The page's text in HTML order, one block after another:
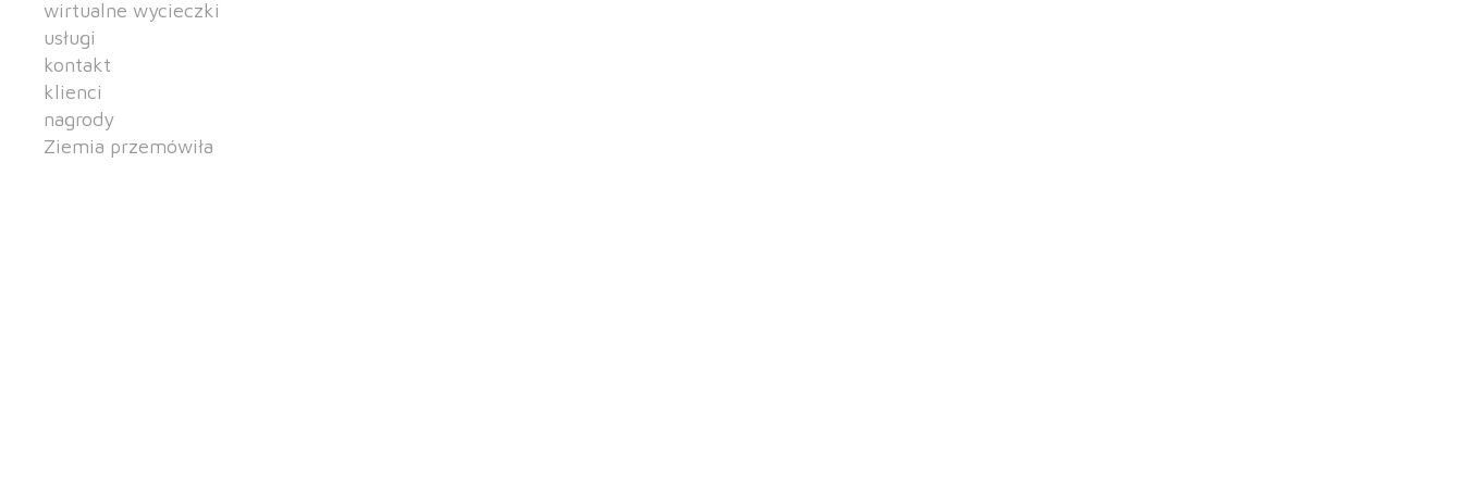
wirtualne wycieczki
usługi
kontakt
klienci
nagrody
Ziemia przemówiła